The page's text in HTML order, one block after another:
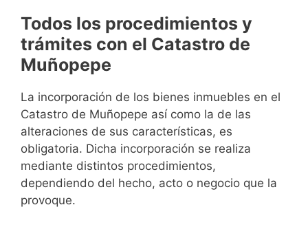
Todos los procedimientos y
trámites con el Catastro de
Muñopepe
La incorporación de los bienes inmuebles en el
Catastro de Muñopepe así como la de las
alteraciones de sus características, es
obligatoria. Dicha incorporación se realiza
mediante distintos procedimientos,
dependiendo del hecho, acto o negocio que la
provoque.